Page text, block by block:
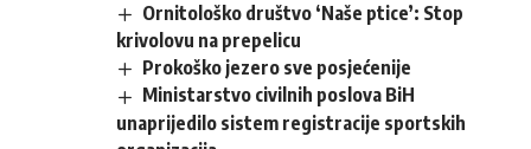
Ornitološko društvo ‘Naše ptice’: Stop
krivolovu na prepelicu
Prokoško jezero sve posjećenije
Ministarstvo civilnih poslova BiH
unaprijedilo sistem registracije sportskih